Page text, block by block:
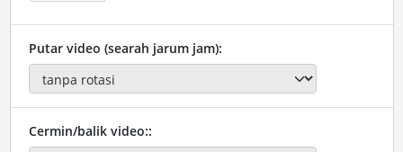
Putar video (searah jarum jam):
Cermin/balik video::